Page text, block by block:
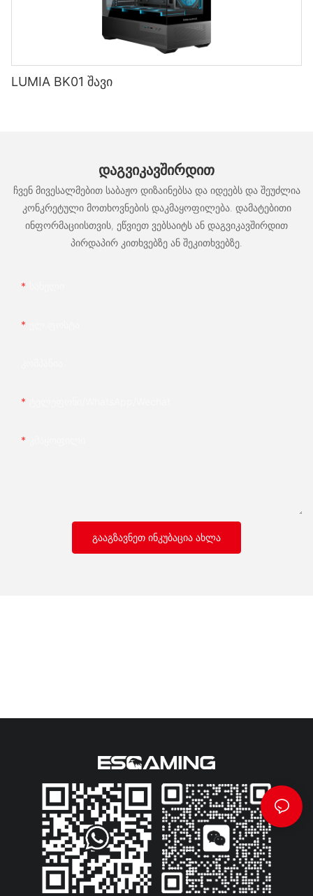
LUMIA BK01 შავი
ᲓᲐᲒᲕᲘᲙᲐᲕᲨᲘᲠᲓᲘᲗ
ჩვენ მივესალმებით საბაჟო დიზაინებსა და იდეებს და შეუძლია
კონკრეტული მოთხოვნების დაკმაყოფილება. დამატებითი
ინფორმაციისთვის, ეწვიეთ ვებსაიტს ან დაგვიკავშირდით
პირდაპირ კითხვებზე ან შეკითხვებზე.
ᲒᲐᲐᲒᲖᲐᲕᲜᲔᲗ ᲘᲜᲙᲣᲑᲐᲪᲘᲐ ᲐᲮᲚᲐ